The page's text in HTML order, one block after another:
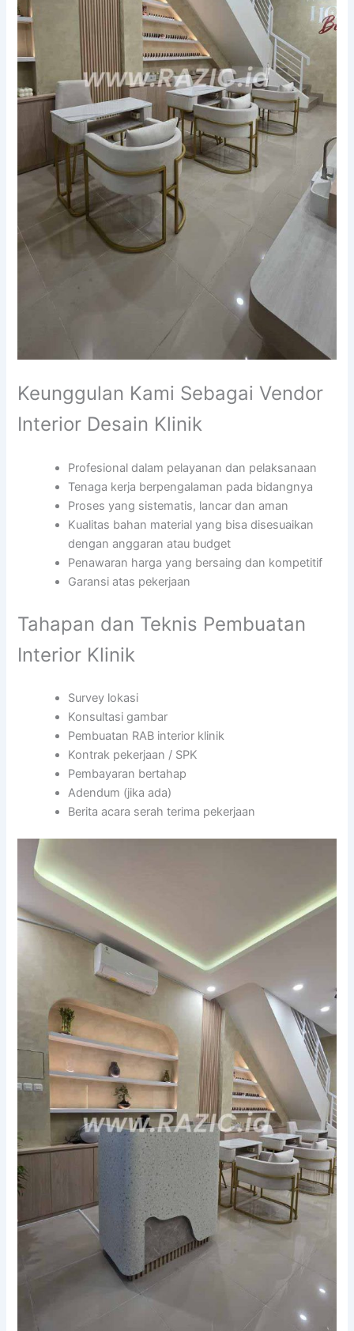
Keunggulan Kami Sebagai Vendor
Interior Desain Klinik
Profesional dalam pelayanan dan pelaksanaan
Tenaga kerja berpengalaman pada bidangnya
Proses yang sistematis, lancar dan aman
Kualitas bahan material yang bisa disesuaikan
dengan anggaran atau budget
Penawaran harga yang bersaing dan kompetitif
Garansi atas pekerjaan
Tahapan dan Teknis Pembuatan
Interior Klinik
Survey lokasi
Konsultasi gambar
Pembuatan RAB interior klinik
Kontrak pekerjaan / SPK
Pembayaran bertahap
Adendum (jika ada)
Berita acara serah terima pekerjaan